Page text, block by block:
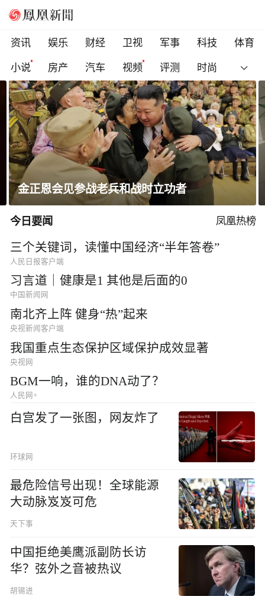
资讯 娱乐 财经 卫视 军事 科技
体育
小说
房产 汽车 视频 评测 时尚
金正恩会见参战老兵和战时立功者
今日要闻 凤凰热榜
三个关键词，读懂中国经济“半年答卷”
人民日报客户端
习言道｜健康是1 其他是后面的0
中国新闻网
南北齐上阵 健身“热”起来
央视新闻客户端
我国重点生态保护区域保护成效显著
央视网
BGM一响，谁的DNA动了？
人民网+
白宫发了一张图，网友炸了
环球网
最危险信号出现！全球能源
大动脉岌岌可危
天下事
中国拒绝美鹰派副防长访
华？弦外之音被热议
胡锡进